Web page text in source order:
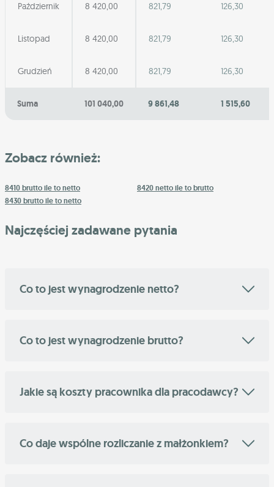
Październik 8 420,00 821,79 126,30
Listopad 8 420,00 821,79 126,30
Grudzień 8 420,00 821,79 126,30
Suma 101 040,00 9 861,48 1 515,60
Zobacz również:
8410 brutto ile to netto
8420 netto ile to brutto
8430 brutto ile to netto
Najczęściej zadawane pytania
Co to jest wynagrodzenie netto?
Co to jest wynagrodzenie brutto?
Jakie są koszty pracownika dla pracodawcy?
Co daje wspólne rozliczanie z małżonkiem?